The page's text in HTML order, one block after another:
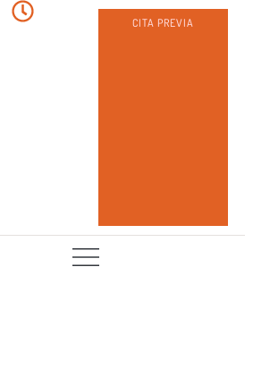
CITA PREVIA